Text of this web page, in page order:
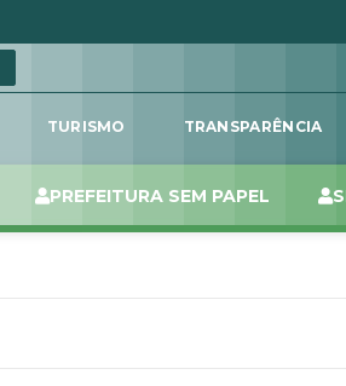
TURISMO TRANSPARÊNCIA
PREFEITURA SEM PAPEL